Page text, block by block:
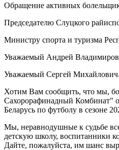
Обращение активных
Председателю Слуцкого
Министру спорта и туризма
Уважаемый Андрей
Уважаемый Сергей Михайлович.
Хотим Вам сообщить, что мы,
Сахорорафинадный Комбинат"
Беларусь по футболу в сезоне
Мы, неравнодушные к судьбе
детскую школу, воспитанники
Дайте, пожалуйста, им шанс